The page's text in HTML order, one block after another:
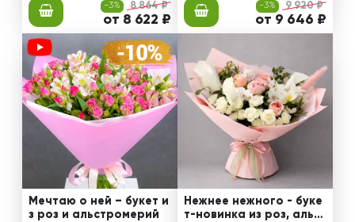
-3% 8 864 ₽
от 8 622 ₽
-3% 9 920 ₽
от 9 646 ₽
Мечтаю о ней – букет и
з роз и альстромерий
Нежнее нежного - буке
т-новинка из роз, альст